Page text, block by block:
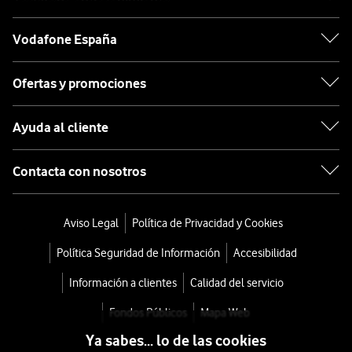
Vodafone España
Ofertas y promociones
Ayuda al cliente
Contacta con nosotros
Aviso Legal Política de Privacidad y Cookies
Política Seguridad de Información Accesibilidad
Información a clientes Calidad del servicio
Fondos Públicos Mapa Web
Ya sabes... lo de las cookies